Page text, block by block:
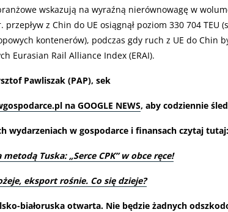
wskazują na wyraźną nierównowagę w
przepływ z Chin do UE osiągnął poziom 330 704 TEU
kontenerów), podczas gdy ruch z UE do Chin
Eurasian Rail Alliance Index (ERAI).
Pawliszak (PAP), sek
na GOOGLE NEWS, aby codziennie
wydarzeniach w gospodarce i finansach czytaj tutaj:
Tuska: „Serce CPK” w obce ręce!
eksport rośnie. Co się dzieje?
białoruska otwarta. Nie będzie żadnych